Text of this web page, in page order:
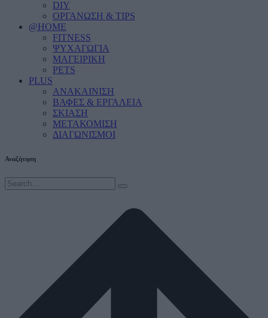
DIY
ΟΡΓΑΝΩΣΗ & TIPS
@HOME
FITNESS
ΨΥΧΑΓΩΓΙΑ
ΜΑΓΕΙΡΙΚΗ
PETS
PLUS
ΑΝΑΚΑΙΝΙΣΗ
ΒΑΦΕΣ & ΕΡΓΑΛΕΙΑ
ΣΚΙΑΣΗ
ΜΕΤΑΚΟΜΙΣΗ
ΔΙΑΓΩΝΙΣΜΟΙ
Αναζήτηση